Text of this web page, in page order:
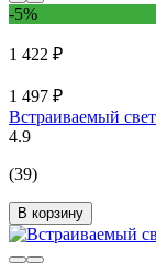
-5%
1 422 ₽
1 497 ₽
Встраиваемый
4.9
(39)
В корзину